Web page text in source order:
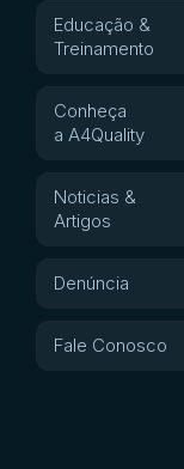
Educação &
Treinamento
Conheça
a A4Quality
Noticias &
Artigos
Denúncia
Fale Conosco